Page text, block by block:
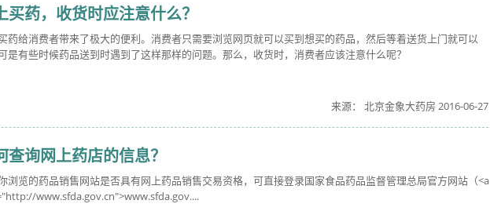
买药，收货时应注意什么？
药给消费者带来了极大的便利。消费者只需要浏览网页就可以买到想买的药品，然后等着送货上门就可以
是有些时候药品送到时遇到了这样那样的问题。那么，收货时，消费者应该注意什么呢？
来源： 北京金象大药房 2016-06-27
查询网上药店的信息？
浏览的药品销售网站是否具有网上药品销售交易资格，可直接登录国家食品药品监督管理总局官方网站（<a
www.sfda.gov.cn">www.sfda.gov....